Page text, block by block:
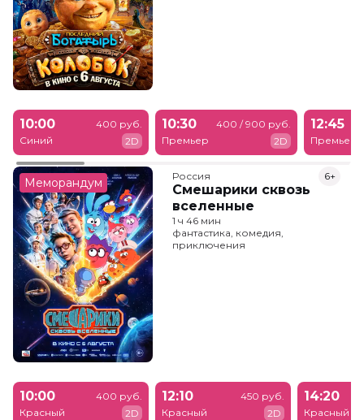
10:00
Синий
400 руб.
2D
10:30
Премьер
400 / 900 руб.
2D
12:45
Премьер
Меморандум Россия
Смешарики сквозь
вселенные
6+
1 ч 46 мин
фантастика, комедия,
приключения
10:00
Красный
400 руб.
2D
12:10
Красный
450 руб.
2D
14:20
Красный